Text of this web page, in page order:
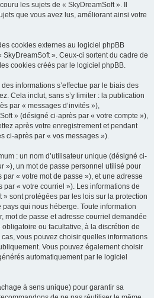
les sujets de « SkyDreamSoft ». Il
que vous avez lus, améliorant ainsi votre
cookies externes au logiciel phpBB
». Ceux-ci sortent du cadre de
cookies créés par le logiciel phpBB.
informations s’effectue par le biais des
Cela inclut, sans s’y limiter : la publication
par « messages d’invités »),
» (désigné ci-après par « votre compte »),
après votre enregistrement et pendant
ci-après par « vos messages »).
: un nom d’utilisateur unique (désigné ci-
»), un mot de passe personnel utilisé pour
« votre mot de passe »), et une adresse
« votre courriel »). Les informations de
» sont protégées par les lois sur la protection
qui nous héberge. Toute information
mot de passe et adresse courriel demandée
obligatoire ou facultative, à la discrétion de
vous pouvez choisir quelles informations
Vous pouvez également choisir
automatiquement par le logiciel
à sens unique) pour garantir sa